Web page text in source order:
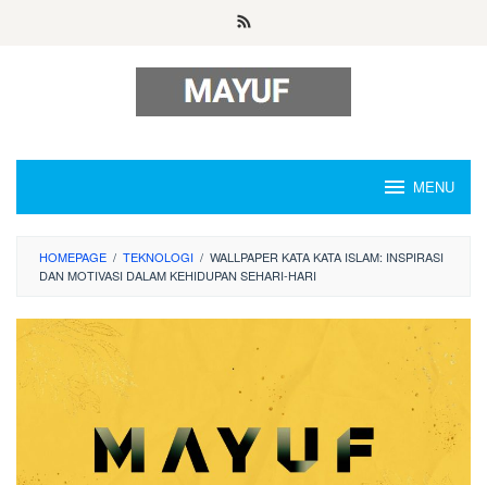
MENU
HOMEPAGE / TEKNOLOGI / WALLPAPER KATA KATA ISLAM: INSPIRASI
DAN MOTIVASI DALAM KEHIDUPAN SEHARI-HARI